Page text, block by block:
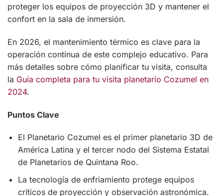
proteger los equipos de proyección 3D y mantener el
confort en la sala de inmersión.
En 2026, el mantenimiento térmico es clave para la
operación continua de este complejo educativo. Para
más detalles sobre cómo planificar tu visita, consulta
la Guía completa para tu visita planetario Cozumel en
2024.
Puntos Clave
El Planetario Cozumel es el primer planetario 3D de
América Latina y el tercer nodo del Sistema Estatal
de Planetarios de Quintana Roo.
La tecnología de enfriamiento protege equipos
críticos de proyección y observación astronómica.